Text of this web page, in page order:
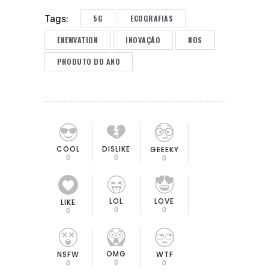
Tags: 5G ECOGRAFIAS
ENEWVATION INOVAÇÃO NOS
PRODUTO DO ANO
COOL
0
DISLIKE
0
GEEEKY
0
LIKE
0
LOL
0
LOVE
0
NSFW
0
OMG
0
WTF
0